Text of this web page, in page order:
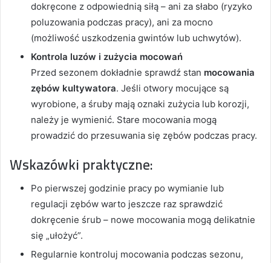
dokręcone z odpowiednią siłą – ani za słabo (ryzyko
poluzowania podczas pracy), ani za mocno
(możliwość uszkodzenia gwintów lub uchwytów).
Kontrola luzów i zużycia mocowań
Przed sezonem dokładnie sprawdź stan mocowania
zębów kultywatora. Jeśli otwory mocujące są
wyrobione, a śruby mają oznaki zużycia lub korozji,
należy je wymienić. Stare mocowania mogą
prowadzić do przesuwania się zębów podczas pracy.
Wskazówki praktyczne:
Po pierwszej godzinie pracy po wymianie lub
regulacji zębów warto jeszcze raz sprawdzić
dokręcenie śrub – nowe mocowania mogą delikatnie
się „ułożyć”.
Regularnie kontroluj mocowania podczas sezonu,